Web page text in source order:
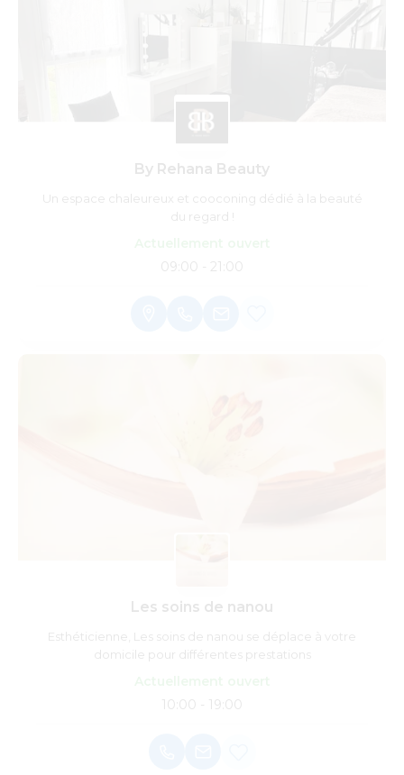
By Rehana Beauty
Un espace chaleureux et cooconing dédié à la beauté
du regard !
09:00 - 21:00
Les soins de nanou
Esthéticienne, Les soins de nanou se déplace à votre
domicile pour différentes prestations
10:00 - 19:00